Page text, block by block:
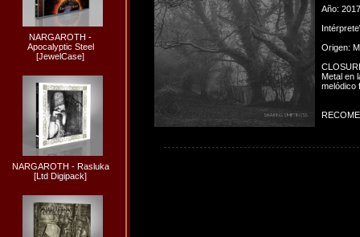
NARGAROTH -
Apocalyptic Steel
[JewelCase]
NARGAROTH - Rasluka
[Ltd Digipack]
Año: 2017
Origen:
Metal en
melódico